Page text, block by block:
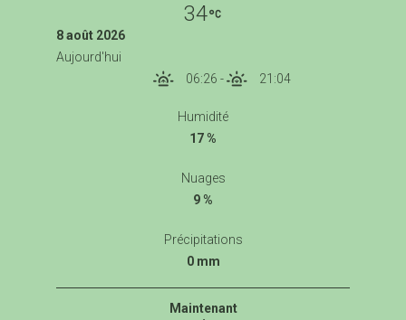
34
8 août 2026
Aujourd'hui
06:26 - 21:04
Humidité
17 %
Nuages
9 %
Précipitations
0 mm
Maintenant